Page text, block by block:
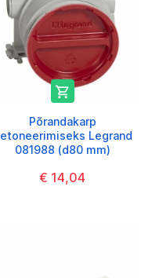

Põrandakarp
Legrand
081988 (d80 mm)
€ 14,04